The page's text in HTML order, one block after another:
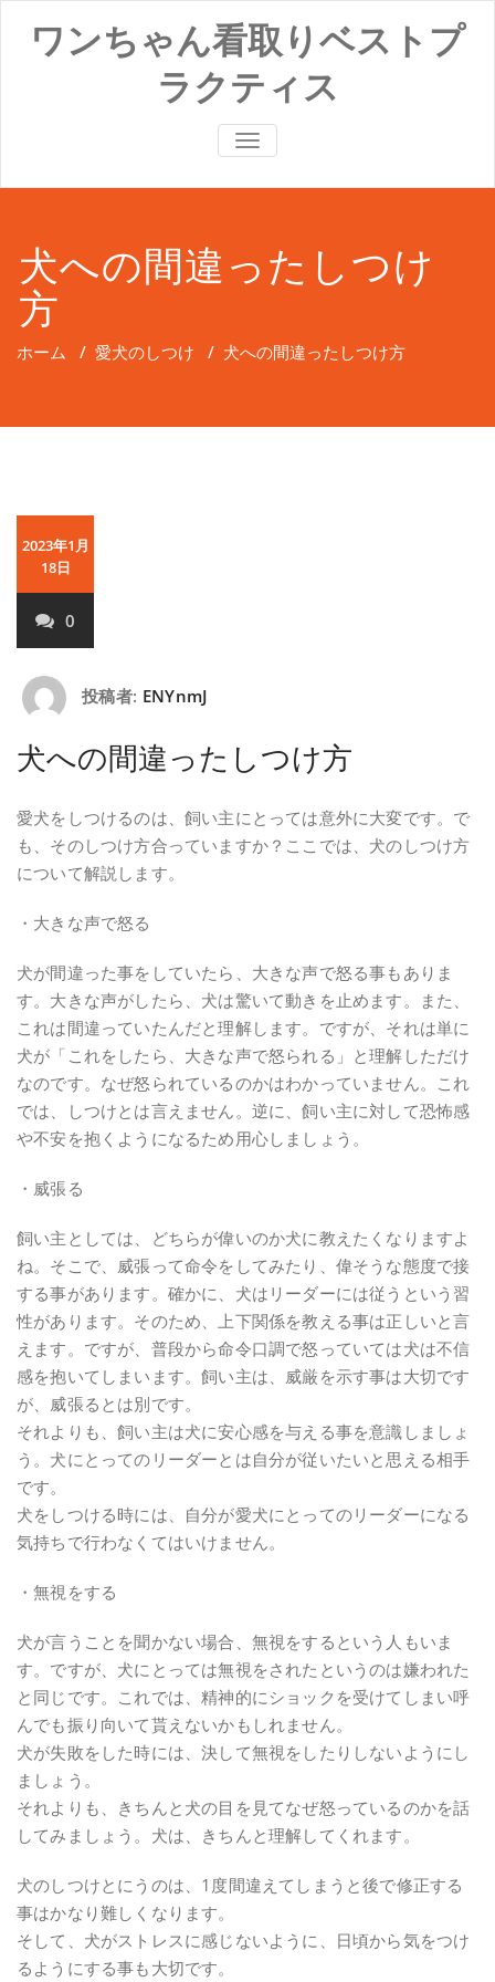
ッ
ワンちゃん看取りベストプ
ラクティス
ナ
ビ
切
り
犬への間違ったしつけ
方
ホーム / 愛犬のしつけ / 犬への間違ったしつけ方
2023年1月
18日
0
投稿者: ENYnmJ
犬への間違ったしつけ方
愛犬をしつけるのは、飼い主にとっては意外に大変です。で
も、そのしつけ方合っていますか？ここでは、犬のしつけ方
について解説します。
・大きな声で怒る
犬が間違った事をしていたら、大きな声で怒る事もありま
す。大きな声がしたら、犬は驚いて動きを止めます。また、
これは間違っていたんだと理解します。ですが、それは単に
犬が「これをしたら、大きな声で怒られる」と理解しただけ
なのです。なぜ怒られているのかはわかっていません。これ
では、しつけとは言えません。逆に、飼い主に対して恐怖感
や不安を抱くようになるため用心しましょう。
・威張る
飼い主としては、どちらが偉いのか犬に教えたくなりますよ
ね。そこで、威張って命令をしてみたり、偉そうな態度で接
する事があります。確かに、犬はリーダーには従うという習
性があります。そのため、上下関係を教える事は正しいと言
えます。ですが、普段から命令口調で怒っていては犬は不信
感を抱いてしまいます。飼い主は、威厳を示す事は大切です
が、威張るとは別です。
それよりも、飼い主は犬に安心感を与える事を意識しましょ
う。犬にとってのリーダーとは自分が従いたいと思える相手
です。
犬をしつける時には、自分が愛犬にとってのリーダーになる
気持ちで行わなくてはいけません。
・無視をする
犬が言うことを聞かない場合、無視をするという人もいま
す。ですが、犬にとっては無視をされたというのは嫌われた
と同じです。これでは、精神的にショックを受けてしまい呼
んでも振り向いて貰えないかもしれません。
犬が失敗をした時には、決して無視をしたりしないようにし
ましょう。
それよりも、きちんと犬の目を見てなぜ怒っているのかを話
してみましょう。犬は、きちんと理解してくれます。
犬のしつけとにうのは、1度間違えてしまうと後で修正する
事はかなり難しくなります。
そして、犬がストレスに感じないように、日頃から気をつけ
るようにする事も大切です。